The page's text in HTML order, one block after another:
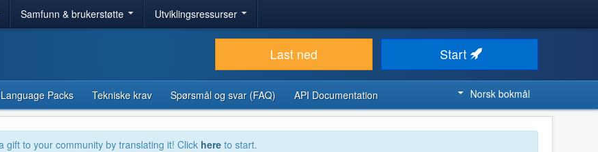
Samfunn & brukerstøtte Utviklingsressurser
Last ned Start
Language Packs Tekniske krav Spørsmål og svar (FAQ) API Documentation Norsk bokmål
to your community by translating it! Click here to start.